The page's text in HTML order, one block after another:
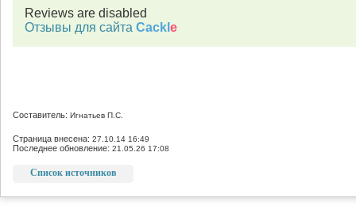
Reviews are disabled
Отзывы для сайта Cackl e
Составитель: Игнатьев П.С.
Страница внесена: 27.10.14 16:49
Последнее обновление: 21.05.26 17:08
Список источников